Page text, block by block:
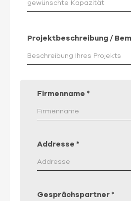
Projektbeschreibung /
Firmenname *
Addresse *
Gesprächspartner *